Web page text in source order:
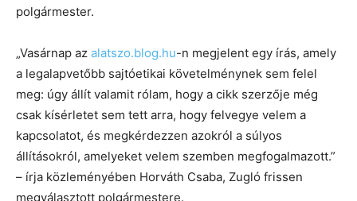
polgármester.
„Vasárnap az alatszo.blog.hu-n megjelent egy írás, amely
a legalapvetőbb sajtóetikai követelménynek sem felel
meg: úgy állít valamit rólam, hogy a cikk szerzője még
csak kísérletet sem tett arra, hogy felvegye velem a
kapcsolatot, és megkérdezzen azokról a súlyos
állításokról, amelyeket velem szemben megfogalmazott.”
– írja közleményében Horváth Csaba, Zugló frissen
megválasztott polgármestere.